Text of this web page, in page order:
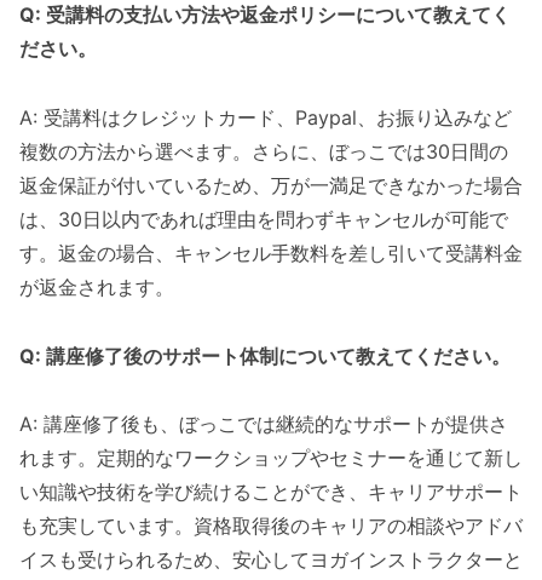
Q: 受講料の支払い方法や返金ポリシーについて教えてく
ださい。
A: 受講料はクレジットカード、Paypal、お振り込みなど
複数の方法から選べます。さらに、ぼっこでは30日間の
返金保証が付いているため、万が一満足できなかった場合
は、30日以内であれば理由を問わずキャンセルが可能で
す。返金の場合、キャンセル手数料を差し引いて受講料金
が返金されます。
Q: 講座修了後のサポート体制について教えてください。
A: 講座修了後も、ぼっこでは継続的なサポートが提供さ
れます。定期的なワークショップやセミナーを通じて新し
い知識や技術を学び続けることができ、キャリアサポート
も充実しています。資格取得後のキャリアの相談やアドバ
イスも受けられるため、安心してヨガインストラクターと